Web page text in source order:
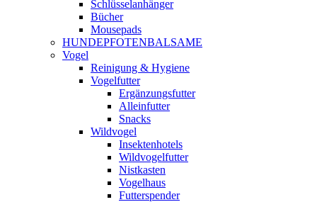
Schlüsselanhänger
Bücher
Mousepads
HUNDEPFOTENBALSAME
Vogel
Reinigung & Hygiene
Vogelfutter
Ergänzungsfutter
Alleinfutter
Snacks
Wildvogel
Insektenhotels
Wildvogelfutter
Nistkasten
Vogelhaus
Futterspender